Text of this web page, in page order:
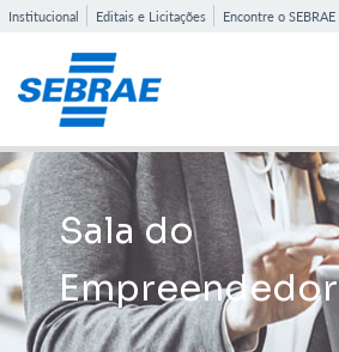
Institucional Editais e Licitações Encontre o SEBRAE
Sala do
Empreendedor